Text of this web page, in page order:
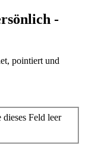
-
pointiert und
dieses Feld leer